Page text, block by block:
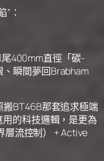
”：
400mm直徑「碳-
瞬間夢回Brabham
BT46B那套追求極端
的科技邏輯，是更為
層流控制） + Active